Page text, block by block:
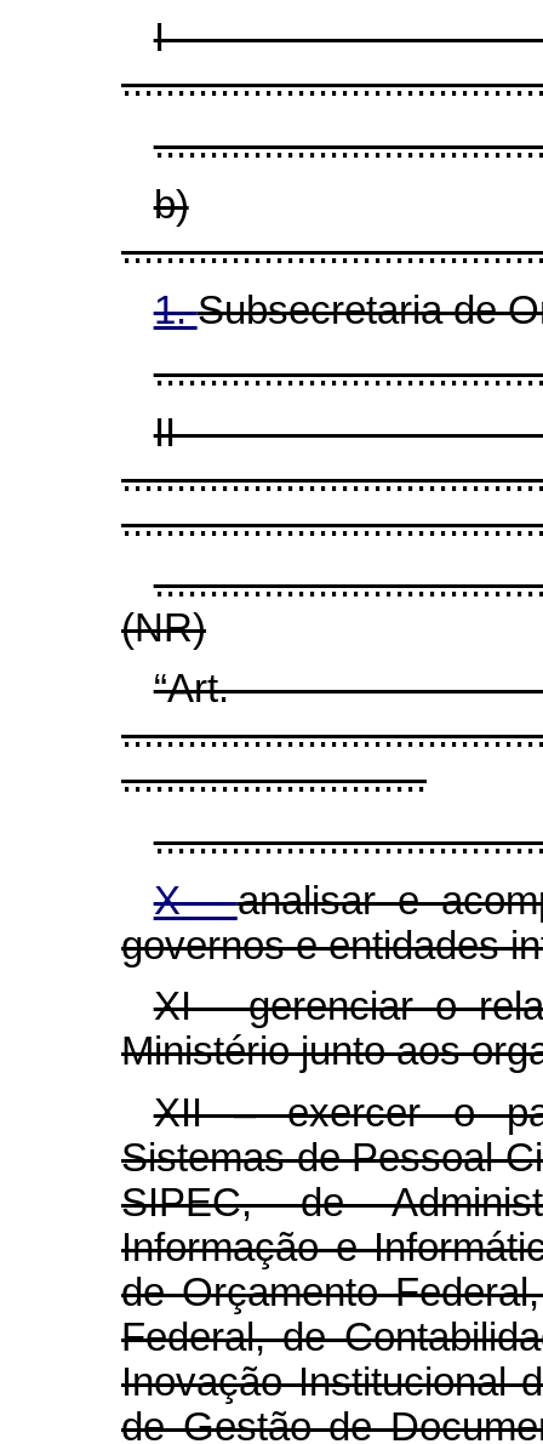
I -
b)
1.Subsecretaria de
II -
(NR)
............................
X -analisar e
governos e entidades
XI - gerenciar o
Ministério junto aos
XII – exercer o
Sistemas de Pessoal
SIPEC, de
Informação e
de Orçamento
Federal, de
Inovação Institucional
de Gestão de